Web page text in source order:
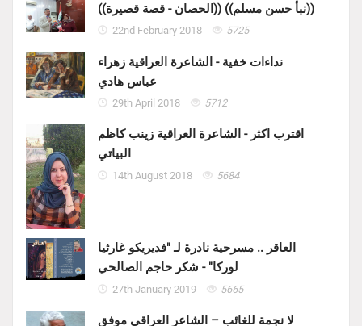
((الحصان - قصة قصيرة)) ((نبأ حسن مسلم))
22nd February 2018 5725
نداءات خفية - الشاعرة العراقية زهراء
عباس هادي
29th April 2018 5712
اقترب اكثر - الشاعرة العراقية زينب كاظم
البياتي
14th August 2018 5684
العاقر .. مسرحية نادرة لـ "فديريكو غارثيا
لوركا" - شكر حاجم الصالحي
27th January 2019 5665
لا نجمة للغائب – الشاعر العراقي موفق